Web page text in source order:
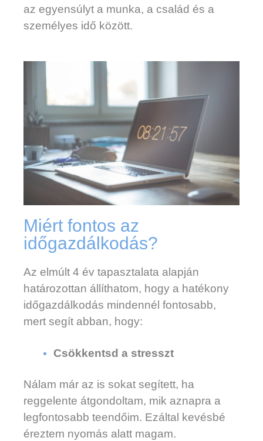
az egyensúlyt a munka, a család és a
személyes idő között.
Miért fontos az
időgazdálkodás?
Az elmúlt 4 év tapasztalata alapján
határozottan állíthatom, hogy a hatékony
időgazdálkodás mindennél fontosabb,
mert segít abban, hogy:
Csökkentsd a stresszt
Nálam már az is sokat segített, ha
reggelente átgondoltam, mik aznapra a
legfontosabb teendőim. Ezáltal kevésbé
éreztem nyomás alatt magam.